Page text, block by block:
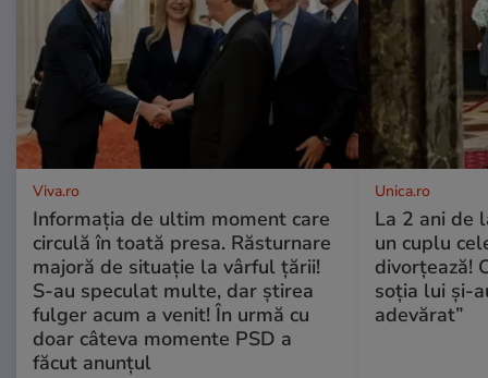
Viva.ro
Informația de ultim moment care
circulă în toată presa. Răsturnare
majoră de situație la vârful țării!
S-au speculat multe, dar știrea
fulger acum a venit! În urmă cu
doar câteva momente PSD a
făcut anunțul
Unica.ro
La 2 ani de
un cuplu
divorțează!
soția lui și-
adevărat”